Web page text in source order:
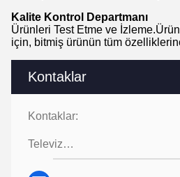
Kontaklar
Kontaklar:
Televizyon:
Kalite Kontrol Departmanı
Ürünleri Test Etme ve
için, bitmiş ürünün tüm